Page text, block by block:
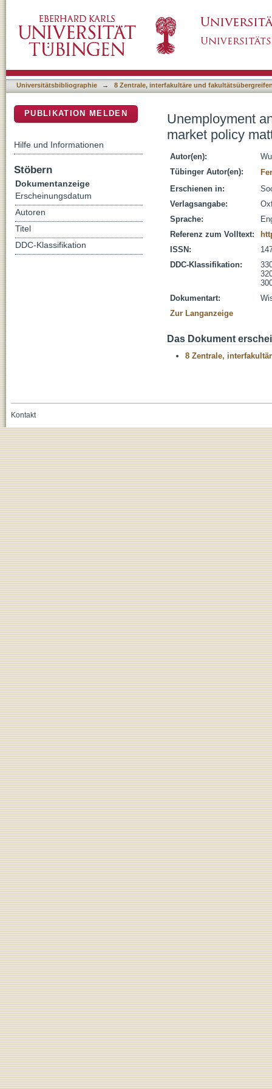
Universitätsbibliographie → 8 Zentrale, interfakultäre und
Unemployment
market policy
Autor(en):
Tübinger Autor(en):
Erschienen in:
Verlagsangabe:
Sprache:
Referenz zum Volltext:
ISSN:
DDC-Klassifikation:
Dokumentart:
Zur Langanzeige
Das Dokument
8 Zentrale,
PUBLIKATION MELDEN
Hilfe und Informationen
Stöbern
Dokumentanzeige
Erscheinungsdatum
Autoren
Titel
DDC-Klassifikation
Kontakt